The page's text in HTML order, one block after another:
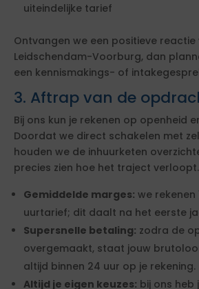
uiteindelijke tarief
Ontvangen we een positieve
Leidschendam-Voorburg, dan
een kennismakings- of
3. Aftrap van de
Bij ons kun je rekenen op openheid
Doordat we direct schakelen met
houden we de inhuurketen
precies zien hoe het traject verloopt.
Gemiddelde marges: we rekenen
uurtarief; dit daalt na het eerste
Supersnelle betaling: zodra de
overgemaakt, staat jouw
altijd binnen 24 uur op je rekening.
Altijd je eigen keuzes: bij ons heb